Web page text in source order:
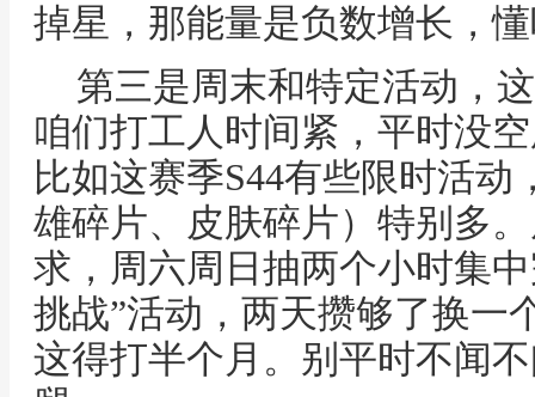
掉星，那能量是负数增长，
第三是周末和特定活动，
咱们打工人时间紧，平时没
比如这赛季S44有些限时活
雄碎片、皮肤碎片）特别多
求，周六周日抽两个小时集
挑战”活动，两天攒够了换一
这得打半个月。别平时不闻